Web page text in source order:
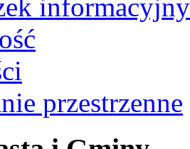
informacyjny
przestrzenne